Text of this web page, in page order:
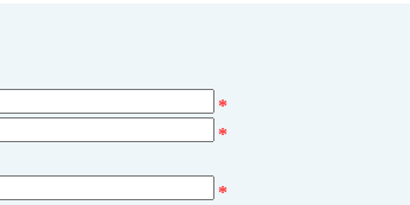
*
*
*